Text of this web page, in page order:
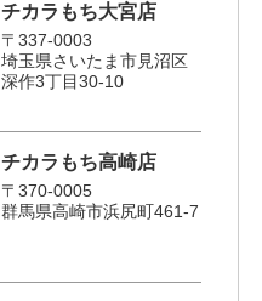
チカラもち大宮店
〒337-0003
埼玉県さいたま市見沼区
深作3丁目30-10
チカラもち高崎店
〒370-0005
群馬県高崎市浜尻町461-7